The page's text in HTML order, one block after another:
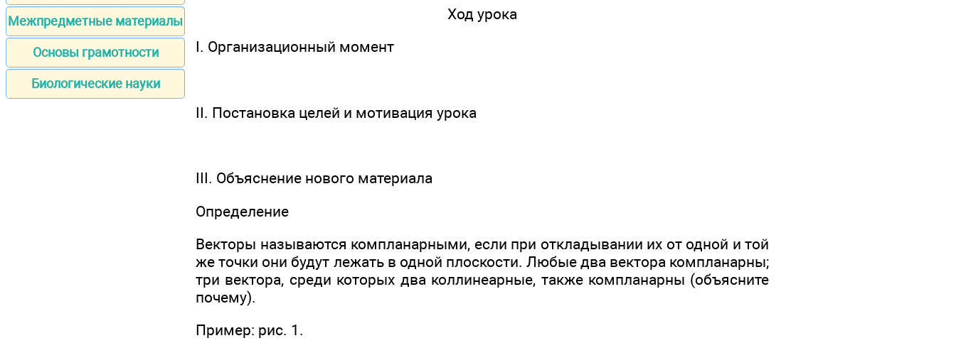
Межпредметные материалы
Основы грамотности
Биологические науки
Ход урока
I. Организационный момент
II. Постановка целей и мотивация урока
III. Объяснение нового материала
Определение
Векторы называются компланарными, если при откладывании их от одной и той
же точки они будут лежать в одной плоскости. Любые два вектора компланарны;
три вектора, среди которых два коллинеарные, также компланарны (объясните
почему).
Пример: рис. 1.